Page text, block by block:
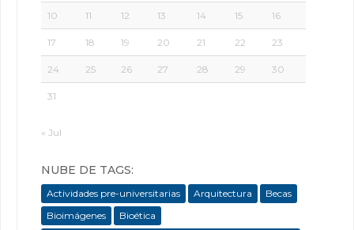
10 11 12 13 14 15 16
17 18 19 20 21 22 23
24 25 26 27 28 29 30
31
« Jul
NUBE DE TAGS:
Actividades pre-universitarias Arquitectura
Becas
Bioimágenes
Bioética